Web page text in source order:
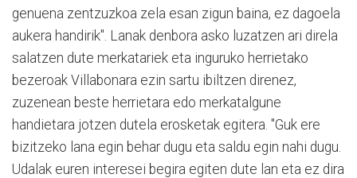
genuena zentzuzkoa zela esan zigun baina, ez dagoela
aukera handirik". Lanak denbora asko luzatzen ari direla
salatzen dute merkatariek eta inguruko herrietako
bezeroak Villabonara ezin sartu ibiltzen direnez,
zuzenean beste herrietara edo merkatalgune
handietara jotzen dutela erosketak egitera. "Guk ere
bizitzeko lana egin behar dugu eta saldu egin nahi dugu.
Udalak euren interesei begira egiten dute lan eta ez dira